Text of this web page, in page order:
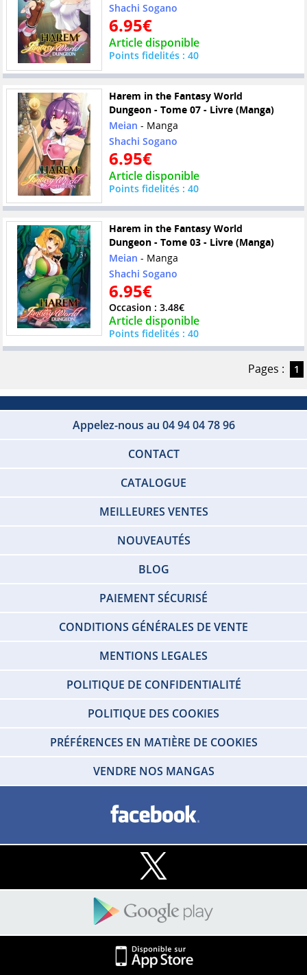
Shachi Sogano
6.95€
Article disponible
Points fidelités : 40
Harem in the Fantasy World
Dungeon - Tome 07 - Livre (Manga)
Meian - Manga
Shachi Sogano
6.95€
Article disponible
Points fidelités : 40
Harem in the Fantasy World
Dungeon - Tome 03 - Livre (Manga)
Meian - Manga
Shachi Sogano
6.95€
Occasion : 3.48€
Article disponible
Points fidelités : 40
Pages : 1
Appelez-nous au 04 94 04 78 96
CONTACT
CATALOGUE
MEILLEURES VENTES
NOUVEAUTÉS
BLOG
PAIEMENT SÉCURISÉ
CONDITIONS GÉNÉRALES DE VENTE
MENTIONS LEGALES
POLITIQUE DE CONFIDENTIALITÉ
POLITIQUE DES COOKIES
PRÉFÉRENCES EN MATIÈRE DE COOKIES
VENDRE NOS MANGAS